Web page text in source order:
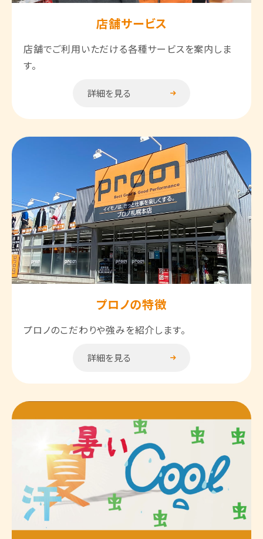
店舗サービス
店舗でご利用いただける各種サービスを案内しま
す。
詳細を見る
プロノの特徴
プロノのこだわりや強みを紹介します。
詳細を見る